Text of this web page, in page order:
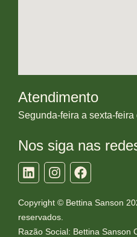
Atendimento
Segunda-feira a sexta-feira
Nos siga nas
Copyright © Bettina Sanson
reservados.
Razão Social: Bettina Sanson